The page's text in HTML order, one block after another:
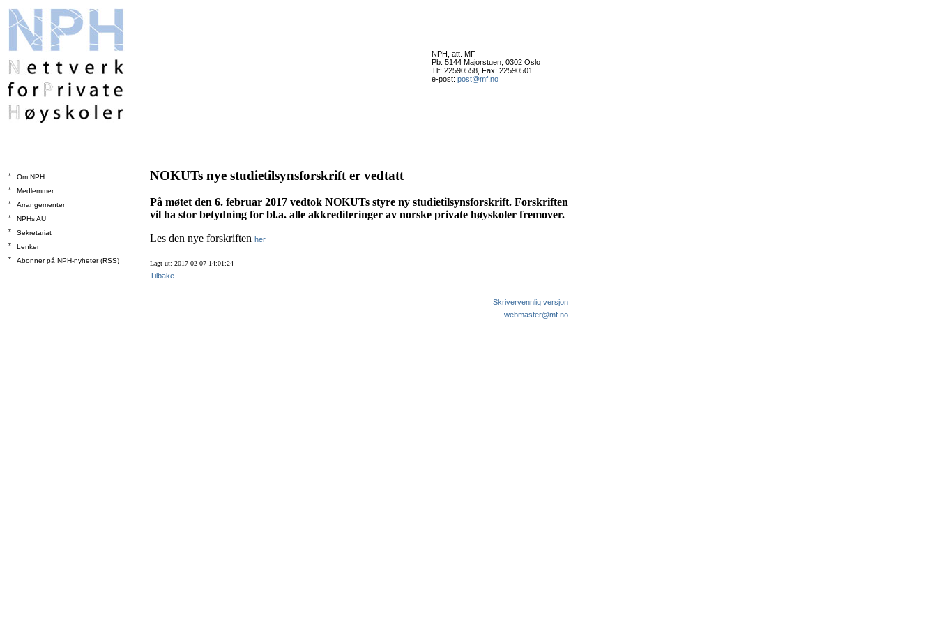
NPH, att. MF
Pb. 5144 Majorstuen, 0302 Oslo
Tlf: 22590558, Fax: 22590501
e-post: post@mf.no
*
Om NPH
*
Medlemmer
*
Arrangementer
*
NPHs AU
*
Sekretariat
*
Lenker
*
Abonner på NPH-nyheter (RSS)
NOKUTs nye studietilsynsforskrift er vedtatt
På møtet den 6. februar 2017 vedtok NOKUTs styre ny studietilsynsforskrift. Forskriften
vil ha stor betydning for bl.a. alle akkrediteringer av norske private høyskoler fremover.
Les den nye forskriften her
Lagt ut: 2017-02-07 14:01:24
Tilbake
Skrivervennlig versjon
webmaster@mf.no